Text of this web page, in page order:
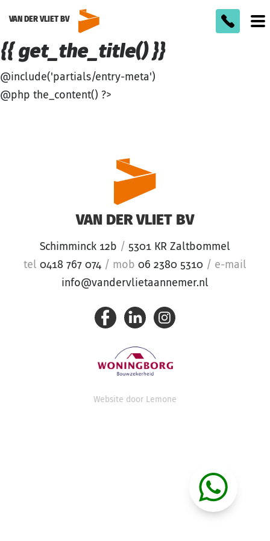
VAN DER VLIET BV
{{ get_the_title() }}
@include('partials/entry-meta')
@php the_content() ?>
VAN DER VLIET BV
Schimminck 12b / 5301 KR Zaltbommel
tel 0418 767 074 / mob 06 2380 5310 / e-mail
info@vandervlietaannemer.nl
Website door Lemone